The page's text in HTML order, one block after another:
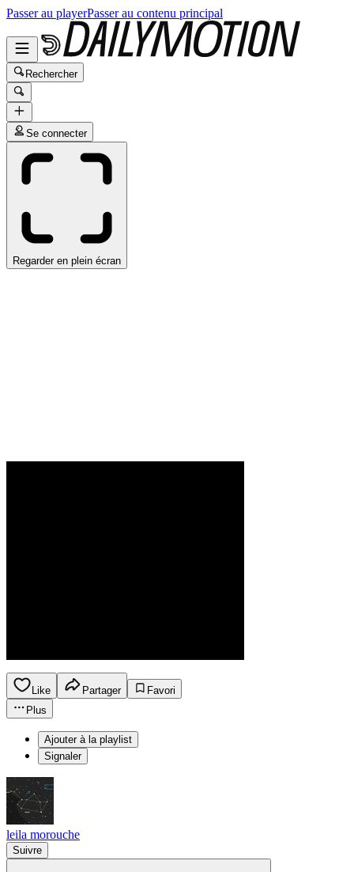
Passer au playerPasser au contenu principal
Rechercher
Se connecter
Regarder en plein écran
Like Partager
Favori
Plus
Ajouter à la playlist
Signaler
leila morouche
Suivre